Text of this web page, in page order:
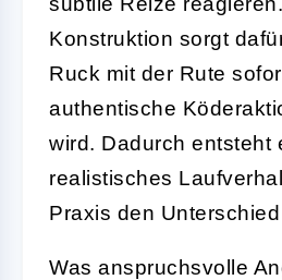
Konstruktion sorgt
Ruck mit der Rute
authentische
wird. Dadurch entsteht
realistisches
Praxis den
Was anspruchsvolle